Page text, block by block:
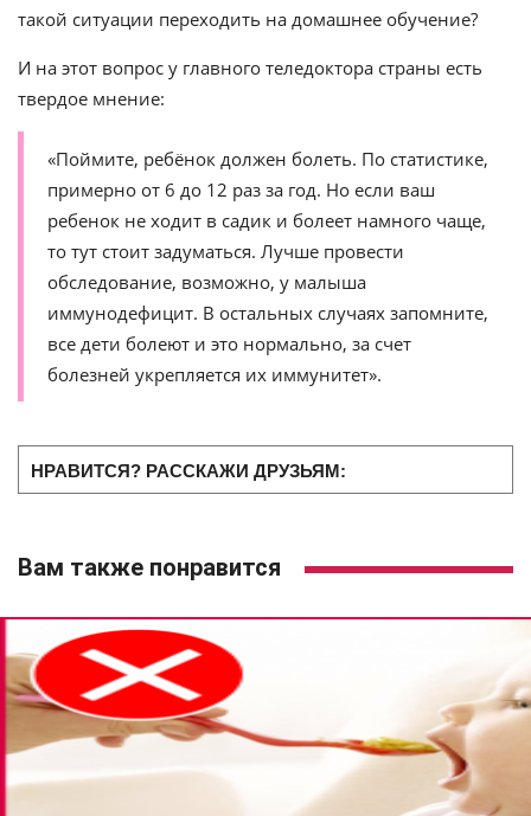
такой ситуации переходить на домашнее обучение?
И на этот вопрос у главного теледоктора страны есть
твердое мнение:
«Поймите, ребёнок должен болеть. По статистике,
примерно от 6 до 12 раз за год. Но если ваш
ребенок не ходит в садик и болеет намного чаще,
то тут стоит задуматься. Лучше провести
обследование, возможно, у малыша
иммунодефицит. В остальных случаях запомните,
все дети болеют и это нормально, за счет
болезней укрепляется их иммунитет».
НРАВИТСЯ? РАССКАЖИ ДРУЗЬЯМ:
Вам также понравится